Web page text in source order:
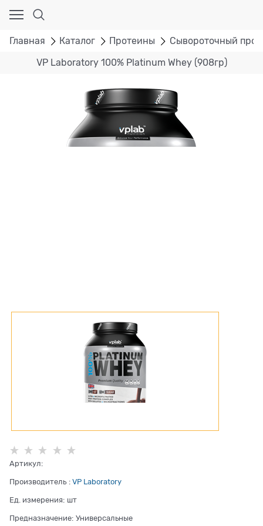
Главная Каталог Протеины Сывороточный
VP Laboratory 100% Platinum Whey (908гр)
Артикул:
Производитель : VP Laboratory
Ед. измерения: шт
Предназначение: Универсальные